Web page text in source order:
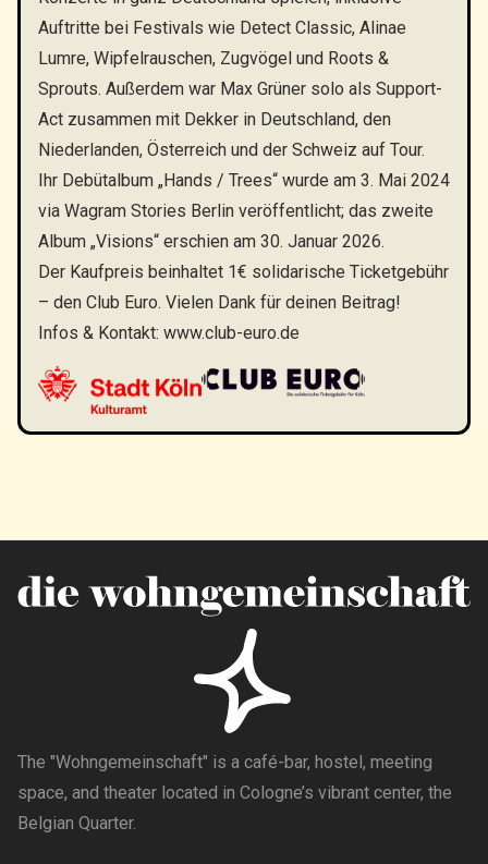
Auftritte bei Festivals wie Detect Classic, Alinae
Lumre, Wipfelrauschen, Zugvögel und Roots &
Sprouts. Außerdem war Max Grüner solo als Support-
Act zusammen mit Dekker in Deutschland, den
Niederlanden, Österreich und der Schweiz auf Tour.
Ihr Debütalbum „Hands / Trees“ wurde am 3. Mai 2024
via Wagram Stories Berlin veröffentlicht; das zweite
Album „Visions“ erschien am 30. Januar 2026.
Der Kaufpreis beinhaltet 1€ solidarische Ticketgebühr
– den Club Euro. Vielen Dank für deinen Beitrag!
Infos & Kontakt: www.club-euro.de
The "Wohngemeinschaft" is a café-bar, hostel, meeting
space, and theater located in Cologne’s vibrant center, the
Belgian Quarter.